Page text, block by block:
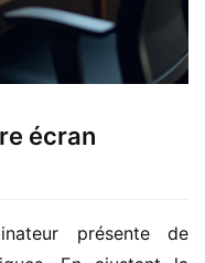
écran
présente de